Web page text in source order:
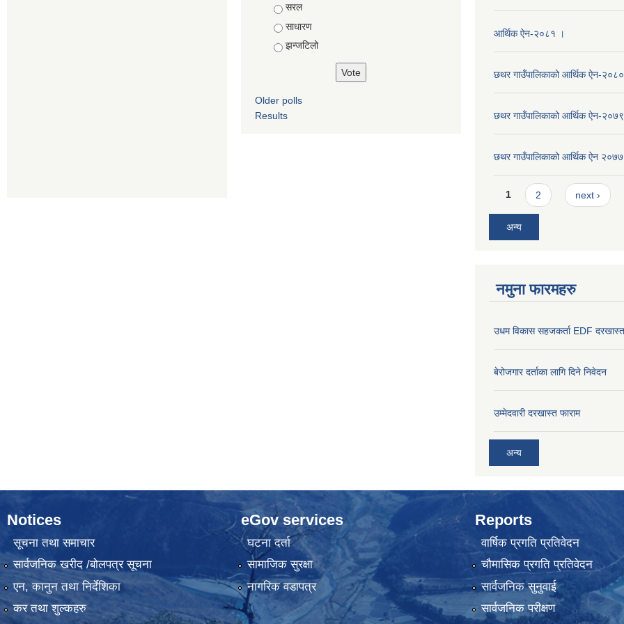
Choices
सरल
साधारण
झन्जटिलो
Older polls
Results
आर्थिक ऐन-२०८१ ।
छथर गाउँपालिकाको आर्थिक ऐन-२०८०
छथर गाउँपालिकाको आर्थिक ऐन-२०७९
छथर गाउँपालिकाको आर्थिक ऐन २०७७
Pages
1 2 next ›
अन्य
नमुना फारमहरु
उधम विकास सहजकर्ता EDF
बेरोजगार दर्ताका लागि दिने निवेदन
उम्मेदवारी दरखास्त फाराम
अन्य
Notices
सूचना तथा समाचार
सार्वजनिक खरीद /बोलपत्र सूचना
एन, कानुन तथा निर्देशिका
कर तथा शुल्कहरु
eGov services
घटना दर्ता
सामाजिक सुरक्षा
नागरिक वडापत्र
Reports
वार्षिक प्रगति प्रतिवेदन
चौमासिक प्रगति प्रतिवेदन
सार्वजनिक सुनुवाई
सार्वजनिक परीक्षण